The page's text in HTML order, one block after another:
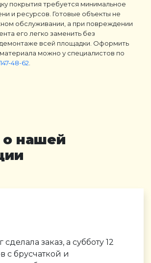
покрытия требуется минимальное
и ресурсов. Готовые объекты не
обслуживании, а при повреждении
его легко заменить без
всей площадки. Оформить
материала можно у специалистов по
48-62
нашей
сделала заказ, а субботу 12
с брусчаткой и